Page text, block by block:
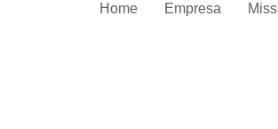
Home Empresa